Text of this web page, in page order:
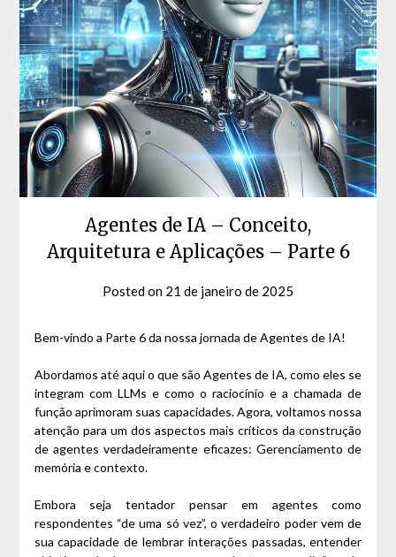
Agentes de IA – Conceito,
Arquitetura e Aplicações – Parte 6
Posted on 21 de janeiro de 2025
Matos
Bem-vindo a Parte 6 da nossa jornada de Agentes de IA!
Abordamos até aqui o que são Agentes de IA, como eles se
integram com LLMs e como o raciocínio e a chamada de
função aprimoram suas capacidades. Agora, voltamos nossa
atenção para um dos aspectos mais críticos da construção
de agentes verdadeiramente eficazes: Gerenciamento de
memória e contexto.
Embora seja tentador pensar em agentes como
respondentes “de uma só vez”, o verdadeiro poder vem de
sua capacidade de lembrar interações passadas, entender